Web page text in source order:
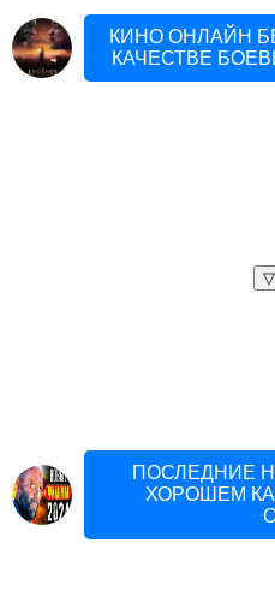
КИНО ОНЛАЙН
КАЧЕСТВЕ
▽
ПОСЛЕДНИЕ
ХОРОШЕМ